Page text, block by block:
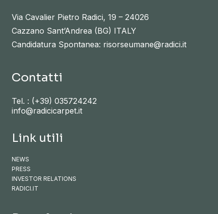
Via Cavalier Pietro Radici, 19 – 24026
Cazzano Sant’Andrea (BG) ITALY
Candidatura Spontanea: risorseumane@radici.it
Contatti
Tel. : (+39) 035724242
info@radicicarpet.it
Link utili
NEWS
PRESS
INVESTOR RELATIONS
RADICI.IT